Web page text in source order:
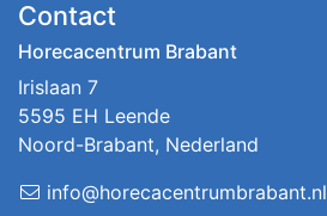
Contact
Horecacentrum Brabant
Irislaan 7
5595 EH Leende
Noord-Brabant, Nederland
info@horecacentrumbrabant.nl